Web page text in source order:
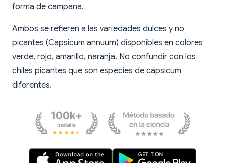
forma de campana.
Ambos se refieren a las variedades dulces y no
picantes (Capsicum annuum) disponibles en colores
verde, rojo, amarillo, naranja. No confundir con los
chiles picantes que son especies de capsicum
diferentes.